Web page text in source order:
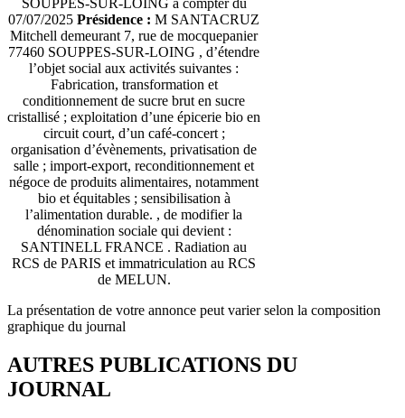
07/07/2025 Présidence : M SANTACRUZ
Mitchell demeurant 7, rue de mocquepanier
77460 SOUPPES-SUR-LOING , d’étendre
l’objet social aux activités suivantes :
Fabrication, transformation et
conditionnement de sucre brut en sucre
cristallisé ; exploitation d’une épicerie bio en
circuit court, d’un café-concert ;
organisation d’évènements, privatisation de
salle ; import-export, reconditionnement et
négoce de produits alimentaires, notamment
bio et équitables ; sensibilisation à
l’alimentation durable. , de modifier la
dénomination sociale qui devient :
SANTINELL FRANCE . Radiation au
RCS de PARIS et immatriculation au RCS
de MELUN.
La présentation de votre annonce peut varier selon la composition
graphique du journal
AUTRES PUBLICATIONS DU
JOURNAL